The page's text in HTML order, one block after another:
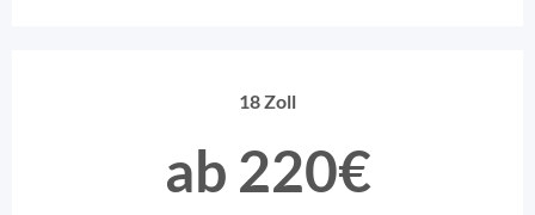
18 Zoll
ab 220€